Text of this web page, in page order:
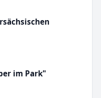
im Park"